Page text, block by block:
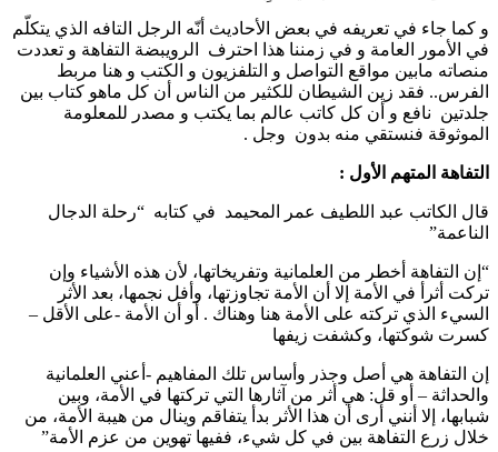
و كما جاء في تعريفه في بعض الأحاديث أنّه الرجل التافه الذي يتكلّم
في الأمور العامة و في زمننا هذا احترف الرويبضة التفاهة و تعددت
منصاته مابين مواقع التواصل و التلفزيون و الكتب و هنا مربط
الفرس.. فقد زين الشيطان للكثير من الناس أن كل ماهو كتاب بين
جلدتين نافع و أن كل كاتب عالم بما يكتب و مصدر للمعلومة
الموثوقة فنستقي منه بدون وجل .
التفاهة المتهم الأول :
قال الكاتب عبد اللطيف عمر المحيمد في كتابه “رحلة الدجال
الناعمة”
“إن التفاهة أخطر من العلمانية وتفريخاتها، لأن هذه الأشياء وإن
تركت أثرأ في الأمة إلا أن الأمة تجاوزتها، وأفل نجمها، بعد الأثر
السيء الذي تركته على الأمة هنا وهناك . أو أن الأمة -على الأقل –
كسرت شوكتها، وكشفت زيفها
إن التفاهة هي أصل وجذر وأساس تلك المفاهيم -أعني العلمانية
والحداثة – أو قل: هي أثر من آثارها التي تركتها في الأمة، وبين
شبابها، إلا أنني أرى أن هذا الأثر بدأ يتفاقم وينال من هيبة الأمة، من
خلال زرع التفاهة بين في كل شيء، ففيها تهوين من عزم الأمة”